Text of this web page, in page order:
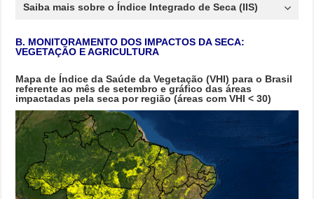
Saiba mais sobre o Índice Integrado de Seca (IIS)
B. MONITORAMENTO DOS IMPACTOS DA SECA:
VEGETAÇÃO E AGRICULTURA
Mapa de Índice da Saúde da Vegetação (VHI) para o Brasil
referente ao mês de setembro e gráfico das áreas
impactadas pela seca por região (áreas com VHI < 30)